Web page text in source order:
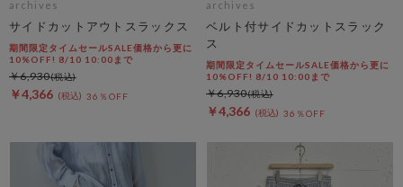
archives
サイドカットアウトスラックス
期間限定タイムセールSALE価格から更に
10%OFF! 8/10 10:00まで
￥4,366 36％OFF
￥6,930
archives
ベルト付サイドカットスラック
ス
期間限定タイムセールSALE価格から更に
10%OFF! 8/10 10:00まで
￥4,366 36％OFF
￥6,930